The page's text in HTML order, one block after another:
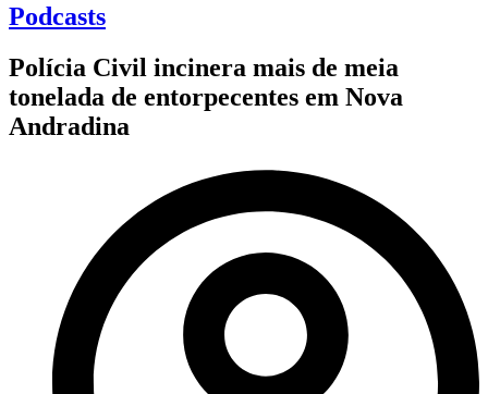
Podcasts
Polícia Civil incinera mais de meia
tonelada de entorpecentes em Nova
Andradina